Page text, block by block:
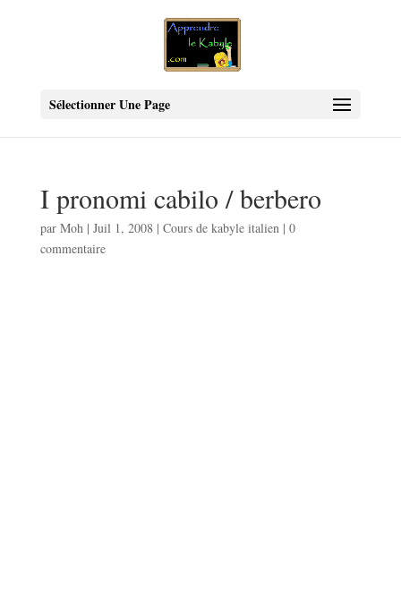
Sélectionner Une Page
I pronomi cabilo / berbero
par Moh| Juil 1, 2008| Cours de kabyle italien| 0
commentaire